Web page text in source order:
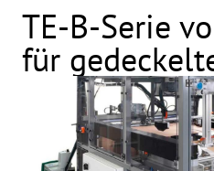
TE-B-Serie
für